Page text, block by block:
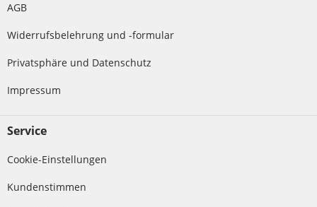
AGB
Widerrufsbelehrung und -formular
Privatsphäre und Datenschutz
Impressum
Service
Cookie-Einstellungen
Kundenstimmen